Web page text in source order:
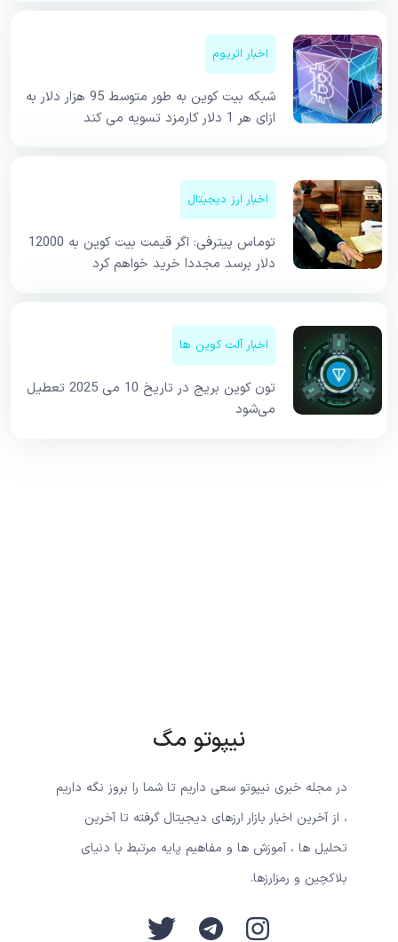
اخبار اتریوم
شبکه بیت کوین به طور متوسط 95 هزار دلار به
ازای هر 1 دلار کارمزد تسویه می کند
اخبار ارز دیجیتال
توماس پیترفی: اگر قیمت بیت کوین به 12000
دلار برسد مجددا خرید خواهم کرد
اخبار آلت کوین ها
تون کوین بریج در تاریخ 10 می 2025 تعطیل
می‌شود
نیپوتو مگ
در مجله خبری نیپوتو سعی داریم تا شما را بروز نگه داریم
، از آخرین اخبار بازار ارزهای دیجیتال گرفته تا آخرین
تحلیل ها ، آموزش ها و مفاهیم پایه مرتبط با دنیای
بلاکچین و رمزارزها.